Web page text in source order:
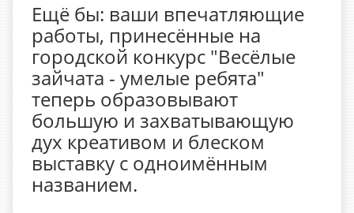
Ещё бы: ваши впечатляющие
работы, принесённые на
городской конкурс "Весёлые
зайчата - умелые ребята"
теперь образовывают
большую и захватывающую
дух креативом и блеском
выставку с одноимённым
названием.